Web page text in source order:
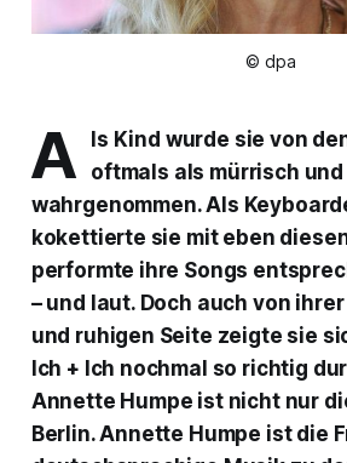
© dpa
A
ls Kind wurde sie von
oftmals als mürrisch
wahrgenommen. Als
kokettierte sie mit eben
performte ihre Songs
– und laut. Doch auch von
und ruhigen Seite zeigte sie
Ich + Ich nochmal so richtig
Annette Humpe ist nicht nur
Berlin. Annette Humpe ist die